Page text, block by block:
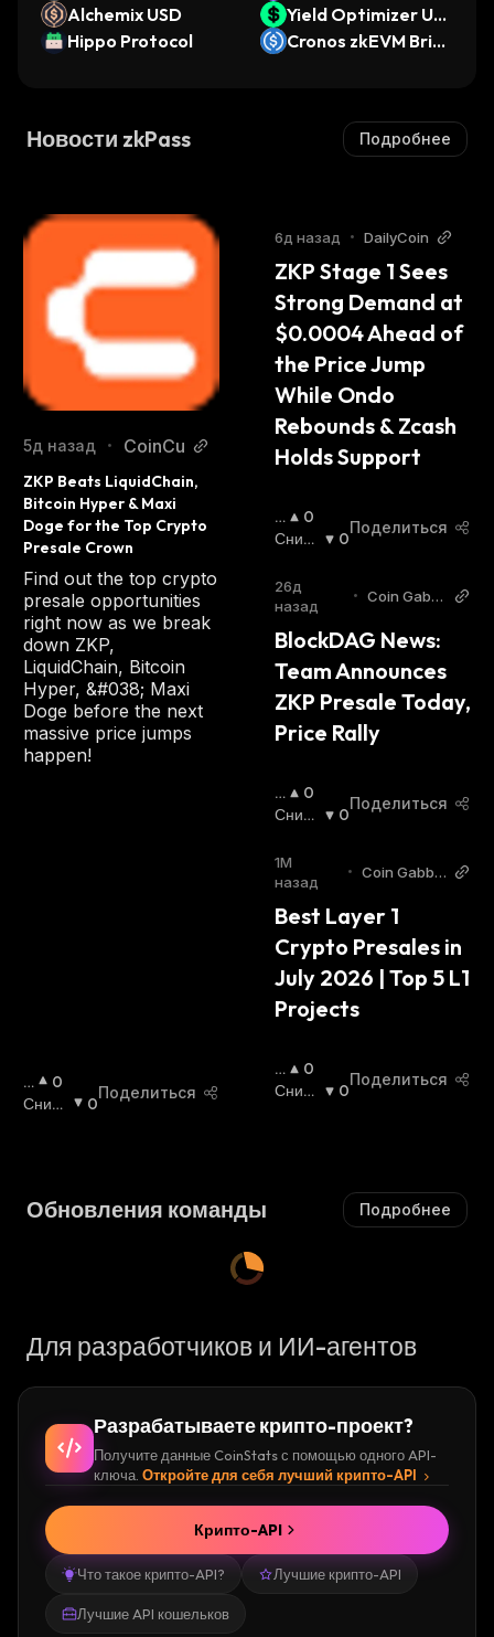
TF (Ondo Tokenize
d ETF)
Alchemix USD
Yield Optimizer US
D
Hippo Protocol
Cronos zkEVM Brid
Новости zkPass Подробнее
5д назад • CoinCu
ZKP Beats LiquidChain,
Bitcoin Hyper & Maxi
Doge for the Top Crypto
Presale Crown
Find out the top crypto
presale opportunities
right now as we break
down ZKP,
LiquidChain, Bitcoin
Hyper, &#038; Maxi
Doge before the next
massive price jumps
happen!
П
О
Ю
0
Сниж
0
Поделиться
6д назад • DailyCoin
ZKP Stage 1 Sees
Strong Demand at
$0.0004 Ahead of
the Price Jump
While Ondo
Rebounds & Zcash
Holds Support
П
О
Ы
Ш
Ю
Щ
И
Й
С
0
Сниж
Йся
0
Поделиться
26д
назад
•
Coin Gabb
BlockDAG News:
Team Announces
ZKP Presale Today,
Price Rally
П
О
Ы
Ш
Ю
Щ
И
Й
С
0
Сниж
Йся
0
Поделиться
1М
назад
• Coin Gabba
Best Layer 1
Crypto Presales in
July 2026 | Top 5 L1
Projects
П
О
0
Сниж
0
Поделиться
Обновления команды Подробнее
Для разработчиков и ИИ-агентов
Разрабатываете крипто-проект?
Получите данные CoinStats с помощью одного API-
ключа. Откройте для себя лучший крипто-API
Что такое крипто-API? Лучшие крипто-API
Лучшие API кошельков
Крипто-API